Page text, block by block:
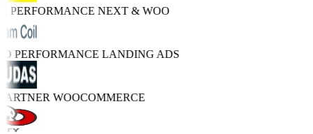
PERFORMANCENEXT & WOO
PERFORMANCELANDING ADS
WOOCOMMERCE